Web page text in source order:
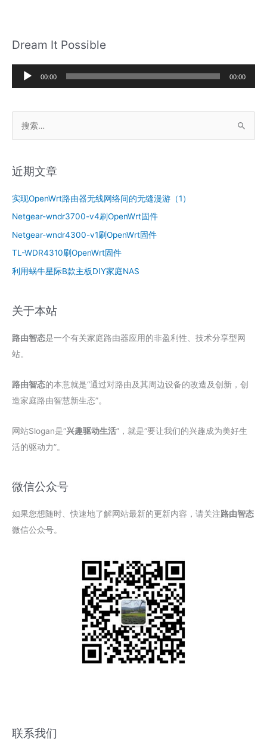
Dream It Possible
频
00:00 00:00
近期文章
实现OpenWrt路由器无线网络间的无缝漫游（1）
Netgear-wndr3700-v4刷OpenWrt固件
Netgear-wndr4300-v1刷OpenWrt固件
TL-WDR4310刷OpenWrt固件
利用蜗牛星际B款主板DIY家庭NAS
关于本站
路由智态是一个有关家庭路由器应用的非盈利性、技术分享型网
站。
路由智态的本意就是“通过对路由及其周边设备的改造及创新，创
造家庭路由智慧新生态”。
网站Slogan是“兴趣驱动生活”，就是“要让我们的兴趣成为美好生
活的驱动力”。
微信公众号
如果您想随时、快速地了解网站最新的更新内容，请关注路由智态
微信公众号。
联系我们